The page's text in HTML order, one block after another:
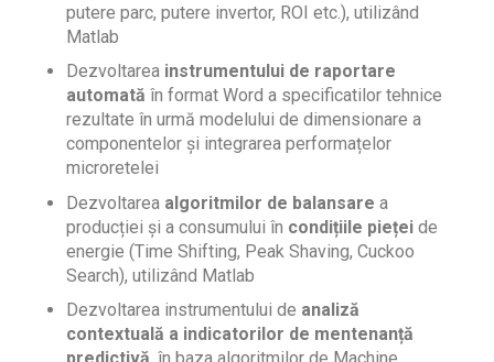
putere parc, putere invertor, ROI etc.), utilizând
Matlab
Dezvoltarea instrumentului de raportare
automată în format Word a specificatilor tehnice
rezultate în urmă modelului de dimensionare a
componentelor și integrarea performațelor
microretelei
Dezvoltarea algoritmilor de balansare a
producției și a consumului în condițiile pieței de
energie (Time Shifting, Peak Shaving, Cuckoo
Search), utilizând Matlab
Dezvoltarea instrumentului de analiză
contextuală a indicatorilor de mentenanță